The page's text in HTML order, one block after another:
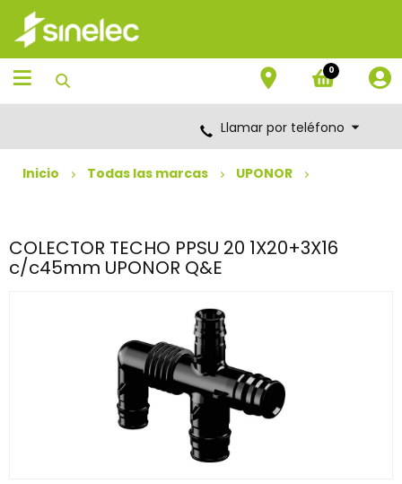
Saltar
contenido
Saltar
menú
de
navegación
0
Llamar por teléfono
Inicio Todas las marcas UPONOR
COLECTOR TECHO PPSU 20 1X20+3X16
c/c45mm UPONOR Q&E